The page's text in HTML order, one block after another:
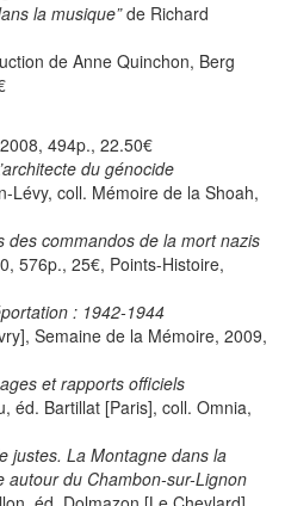
la musique”de Richard
de Anne Quinchon, Berg
494p., 22.50€
du génocide
Lévy, coll. Mémoire de la Shoah,
des commandos de la mort nazis
576p., 25€, Points-Histoire,
: 1942-1944
Semaine de la Mémoire, 2009,
et rapports officiels
éd. Bartillat [Paris], coll. Omnia,
justes. La Montagne dans la
autour du Chambon-sur-Lignon